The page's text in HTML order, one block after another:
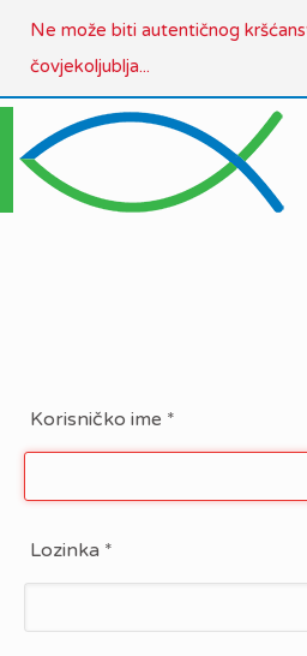
Ne može biti autentičnog
čovjekoljublja...
Korisničko ime *
Lozinka *